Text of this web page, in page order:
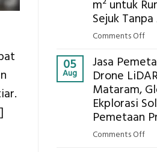
m² untuk
Sejuk Tanpa
Comments Offon
05
Aug
Jasa
Drone
Mataram,
Ekplorasi
Pemetaan
Comments Offon